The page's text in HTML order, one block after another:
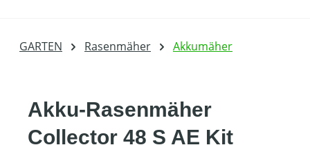
GARTEN Rasenmäher Akkumäher
Akku-Rasenmäher
Collector 48 S AE Kit